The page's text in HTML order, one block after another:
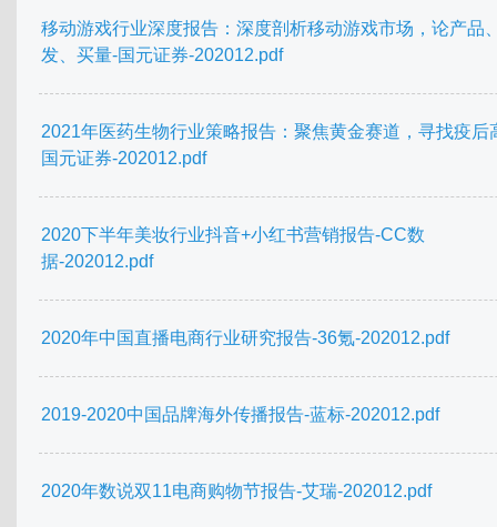
移动游戏行业深度报告：深度剖析移动游戏市场，论产品
发、买量-国元证券-202012.pdf
2021年医药生物行业策略报告：聚焦黄金赛道，寻找疫后
国元证券-202012.pdf
2020下半年美妆行业抖音+小红书营销报告-CC数
据-202012.pdf
2020年中国直播电商行业研究报告-36氪-202012.pdf
2019-2020中国品牌海外传播报告-蓝标-202012.pdf
2020年数说双11电商购物节报告-艾瑞-202012.pdf